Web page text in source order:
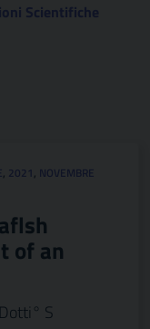
Scientifiche
, 2021 , NOVEMBRE
of an
S